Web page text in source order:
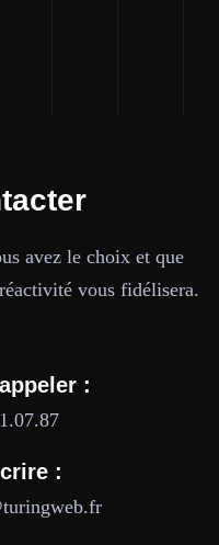
avez le choix et que
vous fidélisera.
:
: